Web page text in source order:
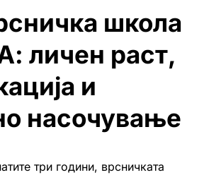
школа
личен раст,
и
насочување
три години, врсничката